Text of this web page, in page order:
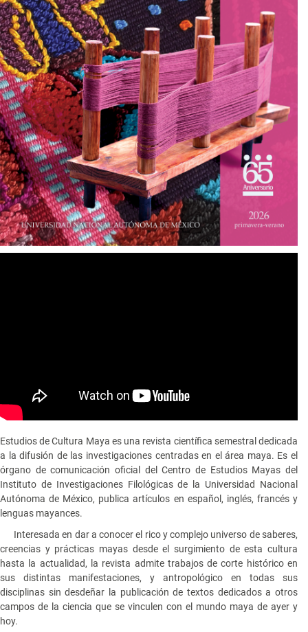
Estudios de Cultura Maya es una revista científica semestral dedicada
a la difusión de las investigaciones centradas en el área maya. Es el
órgano de comunicación oficial del Centro de Estudios Mayas del
Instituto de Investigaciones Filológicas de la Universidad Nacional
Autónoma de México, publica artículos en español, inglés, francés y
lenguas mayances.
Interesada en dar a conocer el rico y complejo universo de saberes,
creencias y prácticas mayas desde el surgimiento de esta cultura
hasta la actualidad, la revista admite trabajos de corte histórico en
sus distintas manifestaciones, y antropológico en todas sus
disciplinas sin desdeñar la publicación de textos dedicados a otros
campos de la ciencia que se vinculen con el mundo maya de ayer y
hoy.